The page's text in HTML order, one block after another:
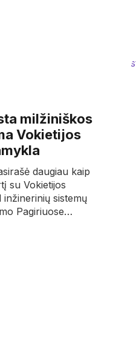
milžiniškos
Vokietijos
daugiau kaip
su Vokietijos
inžinerinių sistemų
Pagiriuose…